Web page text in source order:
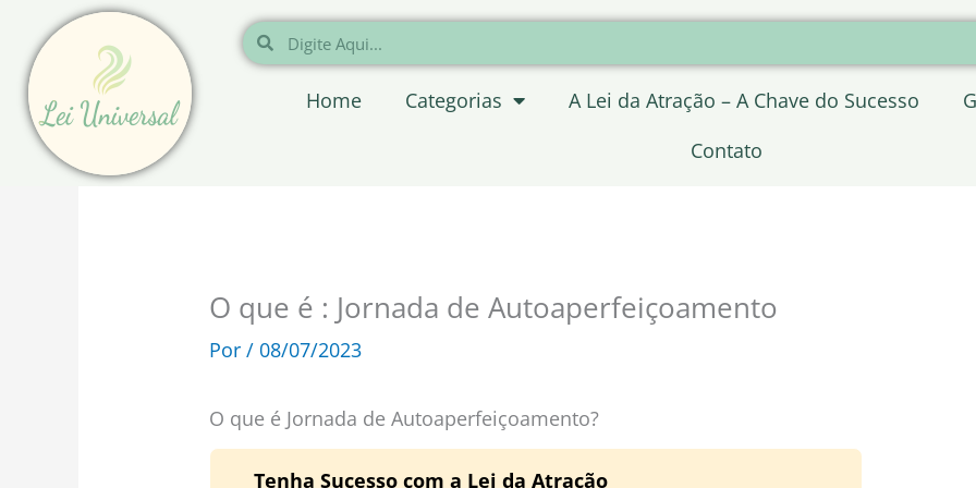
para
conteúdo
Pesquisar
Pesquisar
Home Categorias A Lei da Atração – A Chave do Sucesso
Contato
O que é : Jornada de Autoaperfeiçoamento
Por/ 08/07/2023
O que é Jornada de Autoaperfeiçoamento?
Tenha Sucesso com a Lei da Atração